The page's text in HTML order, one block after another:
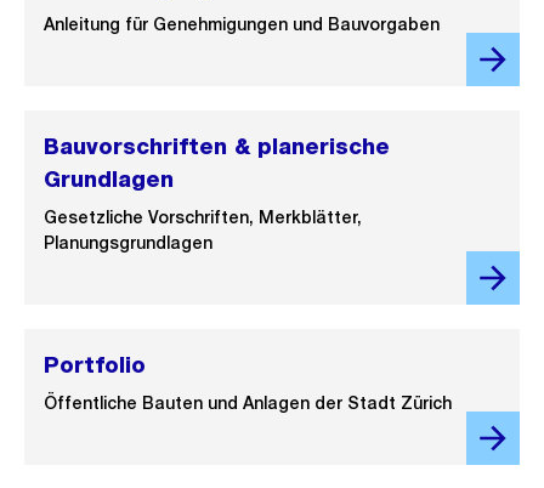
Anleitung für Genehmigungen und Bauvorgaben
Bauvorschriften & planerische
Grundlagen
Gesetzliche Vorschriften, Merkblätter,
Planungsgrundlagen
Portfolio
Öffentliche Bauten und Anlagen der Stadt Zürich